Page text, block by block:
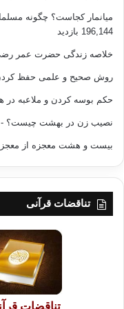
النصوص
القرآنية والنبوية.
الإسلامية”، ثم بناء نصه عليه،
لوضع غير المسلمين في
الإسلامية” ليس قائما بذاته
لذلك- قبول البرلمان، عندها
يحتفظ العوا بالتسمية لكنه
له
بداية أن مصطلح الدولة
وفق نصوصه المقاصدية يهدف
ولذلك على المسلمين أن
میانمار کجاست؟ چگونه
196,144 بازدید
خلاصه زندگی حضرت عمر رضی
روش صحیح و علمی حفظ
حکم بوسه کردن و ملاعبه در
نصیب زن در بهشت چیست؟ - 152,965 بازدید
بیست و هشت معجزه از
تناقضات قرآنی
تناقضات